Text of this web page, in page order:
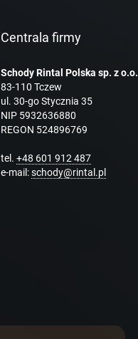
Centrala firmy
Schody Rintal Polska sp. z o.o.
83-110 Tczew
ul. 30-go Stycznia 35
NIP 5932636880
REGON 524896769
tel. +48 601 912 487
e-mail:schody@rintal.pl